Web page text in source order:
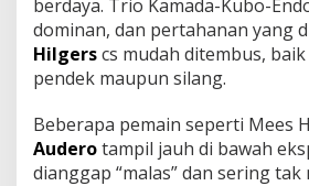
berdaya. Trio Kamada-Kubo-
dominan, dan pertahanan yang
Hilgerscs mudah ditembus,
pendek maupun silang.
Beberapa pemain seperti Mees
Auderotampil jauh di bawah
dianggap “malas” dan sering